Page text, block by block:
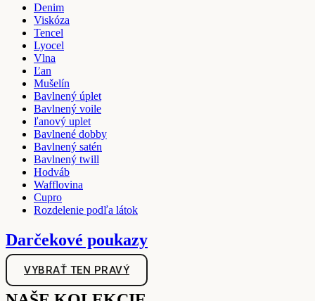
Denim
Viskóza
Tencel
Lyocel
Vlna
Ľan
Mušelín
Bavlnený úplet
Bavlnený voile
ľanový uplet
Bavlnené dobby
Bavlnený satén
Bavlnený twill
Hodváb
Wafflovina
Cupro
Rozdelenie podľa látok
Darčekové poukazy
VYBRAŤ TEN PRAVÝ